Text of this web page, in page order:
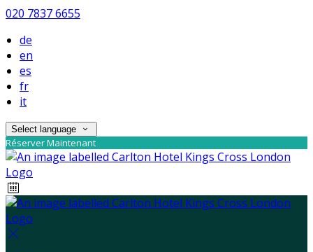
020 7837 6655
de
en
es
fr
it
Select language
Réserver Maintenant